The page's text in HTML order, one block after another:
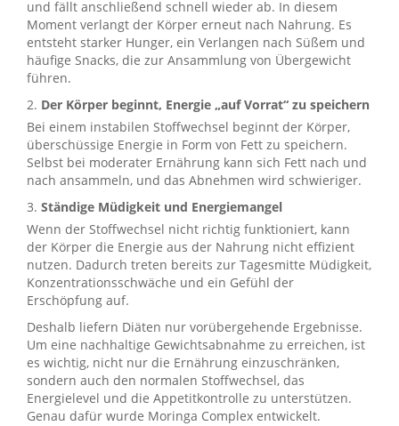
und fällt anschließend schnell wieder ab. In diesem
Moment verlangt der Körper erneut nach Nahrung. Es
entsteht starker Hunger, ein Verlangen nach Süßem und
häufige Snacks, die zur Ansammlung von Übergewicht
führen.
2. Der Körper beginnt, Energie „auf Vorrat“ zu speichern
Bei einem instabilen Stoffwechsel beginnt der Körper,
überschüssige Energie in Form von Fett zu speichern.
Selbst bei moderater Ernährung kann sich Fett nach und
nach ansammeln, und das Abnehmen wird schwieriger.
3. Ständige Müdigkeit und Energiemangel
Wenn der Stoffwechsel nicht richtig funktioniert, kann
der Körper die Energie aus der Nahrung nicht effizient
nutzen. Dadurch treten bereits zur Tagesmitte Müdigkeit,
Konzentrationsschwäche und ein Gefühl der
Erschöpfung auf.
Deshalb liefern Diäten nur vorübergehende Ergebnisse.
Um eine nachhaltige Gewichtsabnahme zu erreichen, ist
es wichtig, nicht nur die Ernährung einzuschränken,
sondern auch den normalen Stoffwechsel, das
Energielevel und die Appetitkontrolle zu unterstützen.
Genau dafür wurde Moringa Complex entwickelt.